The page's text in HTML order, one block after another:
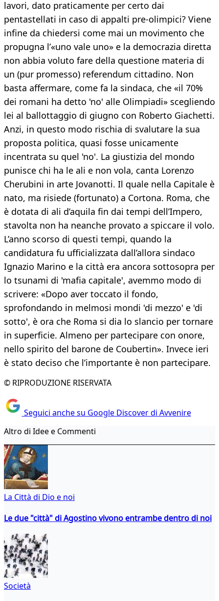
lavori, dato praticamente per certo dai
pentastellati in caso di appalti pre-olimpici? Viene
infine da chiedersi come mai un movimento che
propugna l’«uno vale uno» e la democrazia diretta
non abbia voluto fare della questione materia di
un (pur promesso) referendum cittadino. Non
basta affermare, come fa la sindaca, che «il 70%
dei romani ha detto 'no' alle Olimpiadi» scegliendo
lei al ballottaggio di giugno con Roberto Giachetti.
Anzi, in questo modo rischia di svalutare la sua
proposta politica, quasi fosse unicamente
incentrata su quel 'no'. La giustizia del mondo
punisce chi ha le ali e non vola, canta Lorenzo
Cherubini in arte Jovanotti. Il quale nella Capitale è
nato, ma risiede (fortunato) a Cortona. Roma, che
è dotata di ali d’aquila fin dai tempi dell’Impero,
stavolta non ha neanche provato a spiccare il volo.
L’anno scorso di questi tempi, quando la
candidatura fu ufficializzata dall’allora sindaco
Ignazio Marino e la città era ancora sottosopra per
lo tsunami di 'mafia capitale', avemmo modo di
scrivere: «Dopo aver toccato il fondo,
sprofondando in melmosi mondi 'di mezzo' e 'di
sotto', è ora che Roma si dia lo slancio per tornare
in superficie. Almeno per partecipare con onore,
nello spirito del barone de Coubertin». Invece ieri
è stato deciso che l’importante è non partecipare.
© RIPRODUZIONE RISERVATA
Seguici anche su Google Discover di Avvenire
Altro di Idee e Commenti
La Città di Dio e noi
Le due "città" di Agostino vivono entrambe dentro di noi
Società